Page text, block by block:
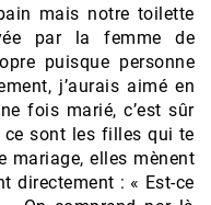
mais notre toilette
par la femme de
puisque personne
j’aurais aimé en
fois marié, c’est sûr
ce sont les filles qui te
mariage, elles mènent
directement : « Est-ce